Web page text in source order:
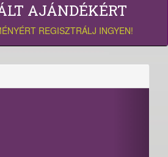
AJÁNDÉKÉRT
REGISZTRÁLJ INGYEN!